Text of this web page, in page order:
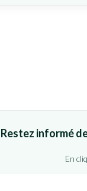
Restez informé
En